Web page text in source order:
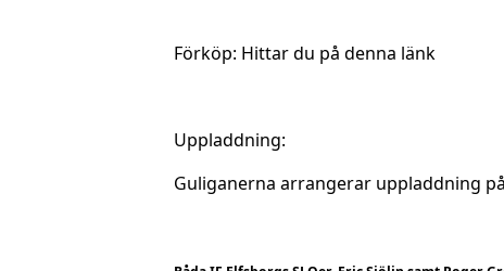
Förköp: Hittar du på denna länk
Uppladdning:
Guliganerna arrangerar uppladdning